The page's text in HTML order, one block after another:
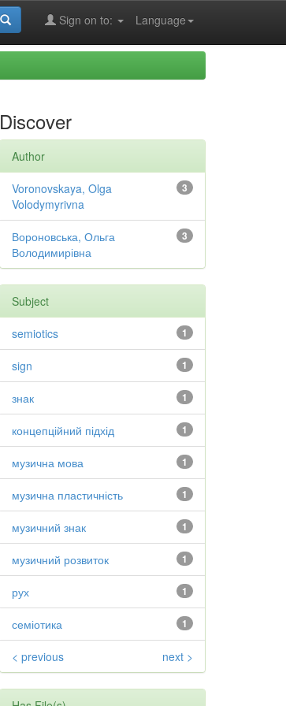
Language
Sign on to:
Discover
Author
3
Voronovskaya, Olga
Volodymyrivna
3
Вороновська, Ольга
Володимирівна
Subject
1
semiotics
1
sign
1
знак
1
концепційний підхід
1
музична мова
1
музична пластичність
1
музичний знак
1
музичний розвиток
1
рух
1
семіотика
< previous next >